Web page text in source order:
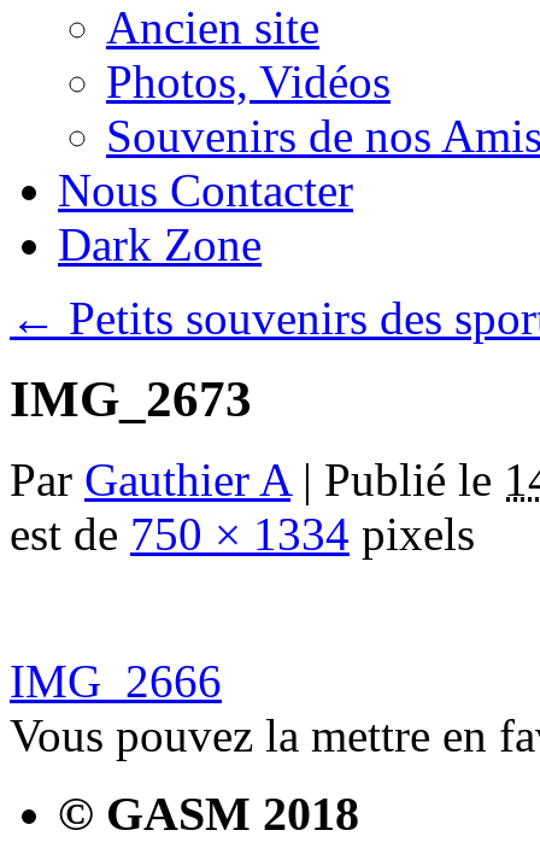
Ancien site
Photos, Vidéos
Souvenirs de nos
Nous Contacter
Dark Zone
← Petits souvenirs des
IMG_2673
Par Gauthier A | Publié le
est de 750 × 1334 pixels
IMG_2666
Vous pouvez la mettre en
© GASM 2018